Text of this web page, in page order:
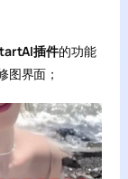
插件的功能
图界面；